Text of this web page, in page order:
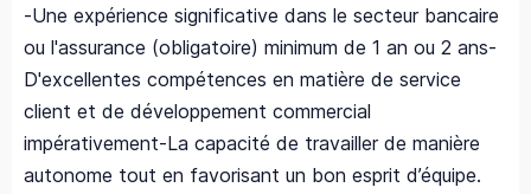
-Une expérience significative dans le secteur bancaire
ou l'assurance (obligatoire) minimum de 1 an ou 2 ans-
D'excellentes compétences en matière de service
client et de développement commercial
impérativement-La capacité de travailler de manière
autonome tout en favorisant un bon esprit d’équipe.